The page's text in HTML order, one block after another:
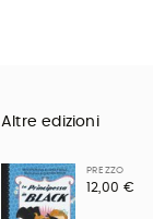
Altre edizioni
PREZZO
12,00 €